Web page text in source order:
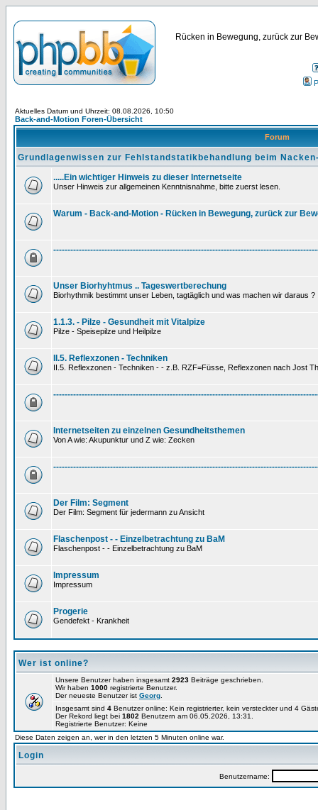
Rücken in Bewegung, zurück zur
Aktuelles Datum und Uhrzeit: 08.08.2026, 10:50
Back-and-Motion Foren-Übersicht
Forum
Grundlagenwissen zur Fehlstandstatikbehandlung beim
.....Ein wichtiger Hinweis zu dieser Internetseite
Unser Hinweis zur allgemeinen Kenntnisnahme, bitte zuerst lesen.
Warum - Back-and-Motion - Rücken in Bewegung, zurück zur
Unser Biorhyhtmus .. Tageswertberechung
Biorhythmik bestimmt unser Leben, tagtäglich und was machen wir daraus ?
1.1.3. - Pilze - Gesundheit mit Vitalpize
Pilze - Speisepilze und Heilpilze
II.5. Reflexzonen - Techniken
II.5. Reflexzonen - Techniken - - z.B. RZF=Füsse, Reflexzonen nach Jost
Internetseiten zu einzelnen Gesundheitsthemen
Von A wie: Akupunktur und Z wie: Zecken
Der Film: Segment
Der Film: Segment für jedermann zu Ansicht
Flaschenpost - - Einzelbetrachtung zu BaM
Flaschenpost - - Einzelbetrachtung zu BaM
Impressum
Impressum
Progerie
Gendefekt - Krankheit
Wer ist online?
Unsere Benutzer haben insgesamt 2923 Beiträge geschrieben.
Wir haben 1000 registrierte Benutzer.
Der neueste Benutzer ist Georg
Insgesamt sind 4 Benutzer online: Kein registrierter, kein versteckter und 4
Der Rekord liegt bei 1802 Benutzern am 06.05.2026, 13:31.
Registrierte Benutzer: Keine
Diese Daten zeigen an, wer in den letzten 5 Minuten online war.
Login
Benutzername: